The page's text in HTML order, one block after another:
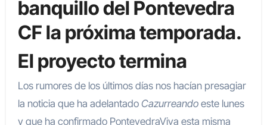
banquillo del Pontevedra
CF la próxima temporada.
El proyecto termina
Los rumores de los últimos días nos hacían presagiar
la noticia que ha adelantado Cazurreandoeste lunes
y que ha confirmado PontevedraViva esta misma